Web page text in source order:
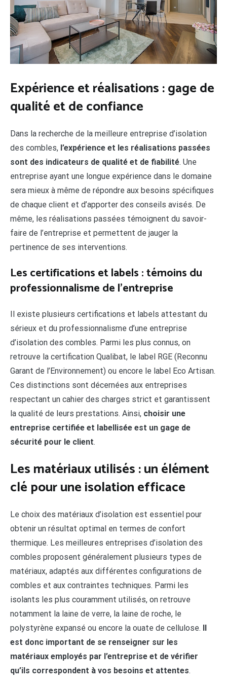
Expérience et réalisations : gage de
qualité et de confiance
Dans la recherche de la meilleure entreprise d’isolation
des combles, l’expérience et les réalisations passées
sont des indicateurs de qualité et de fiabilité. Une
entreprise ayant une longue expérience dans le domaine
sera mieux à même de répondre aux besoins spécifiques
de chaque client et d’apporter des conseils avisés. De
même, les réalisations passées témoignent du savoir-
faire de l’entreprise et permettent de jauger la
pertinence de ses interventions.
Les certifications et labels : témoins du
professionnalisme de l’entreprise
Il existe plusieurs certifications et labels attestant du
sérieux et du professionnalisme d’une entreprise
d’isolation des combles. Parmi les plus connus, on
retrouve la certification Qualibat, le label RGE (Reconnu
Garant de l’Environnement) ou encore le label Eco Artisan.
Ces distinctions sont décernées aux entreprises
respectant un cahier des charges strict et garantissent
la qualité de leurs prestations. Ainsi, choisir une
entreprise certifiée et labellisée est un gage de
sécurité pour le client.
Les matériaux utilisés : un élément
clé pour une isolation efficace
Le choix des matériaux d’isolation est essentiel pour
obtenir un résultat optimal en termes de confort
thermique. Les meilleures entreprises d’isolation des
combles proposent généralement plusieurs types de
matériaux, adaptés aux différentes configurations de
combles et aux contraintes techniques. Parmi les
isolants les plus couramment utilisés, on retrouve
notamment la laine de verre, la laine de roche, le
polystyrène expansé ou encore la ouate de cellulose.
est donc important de se renseigner sur les
matériaux employés par l’entreprise et de vérifier
qu’ils correspondent à vos besoins et attentes.